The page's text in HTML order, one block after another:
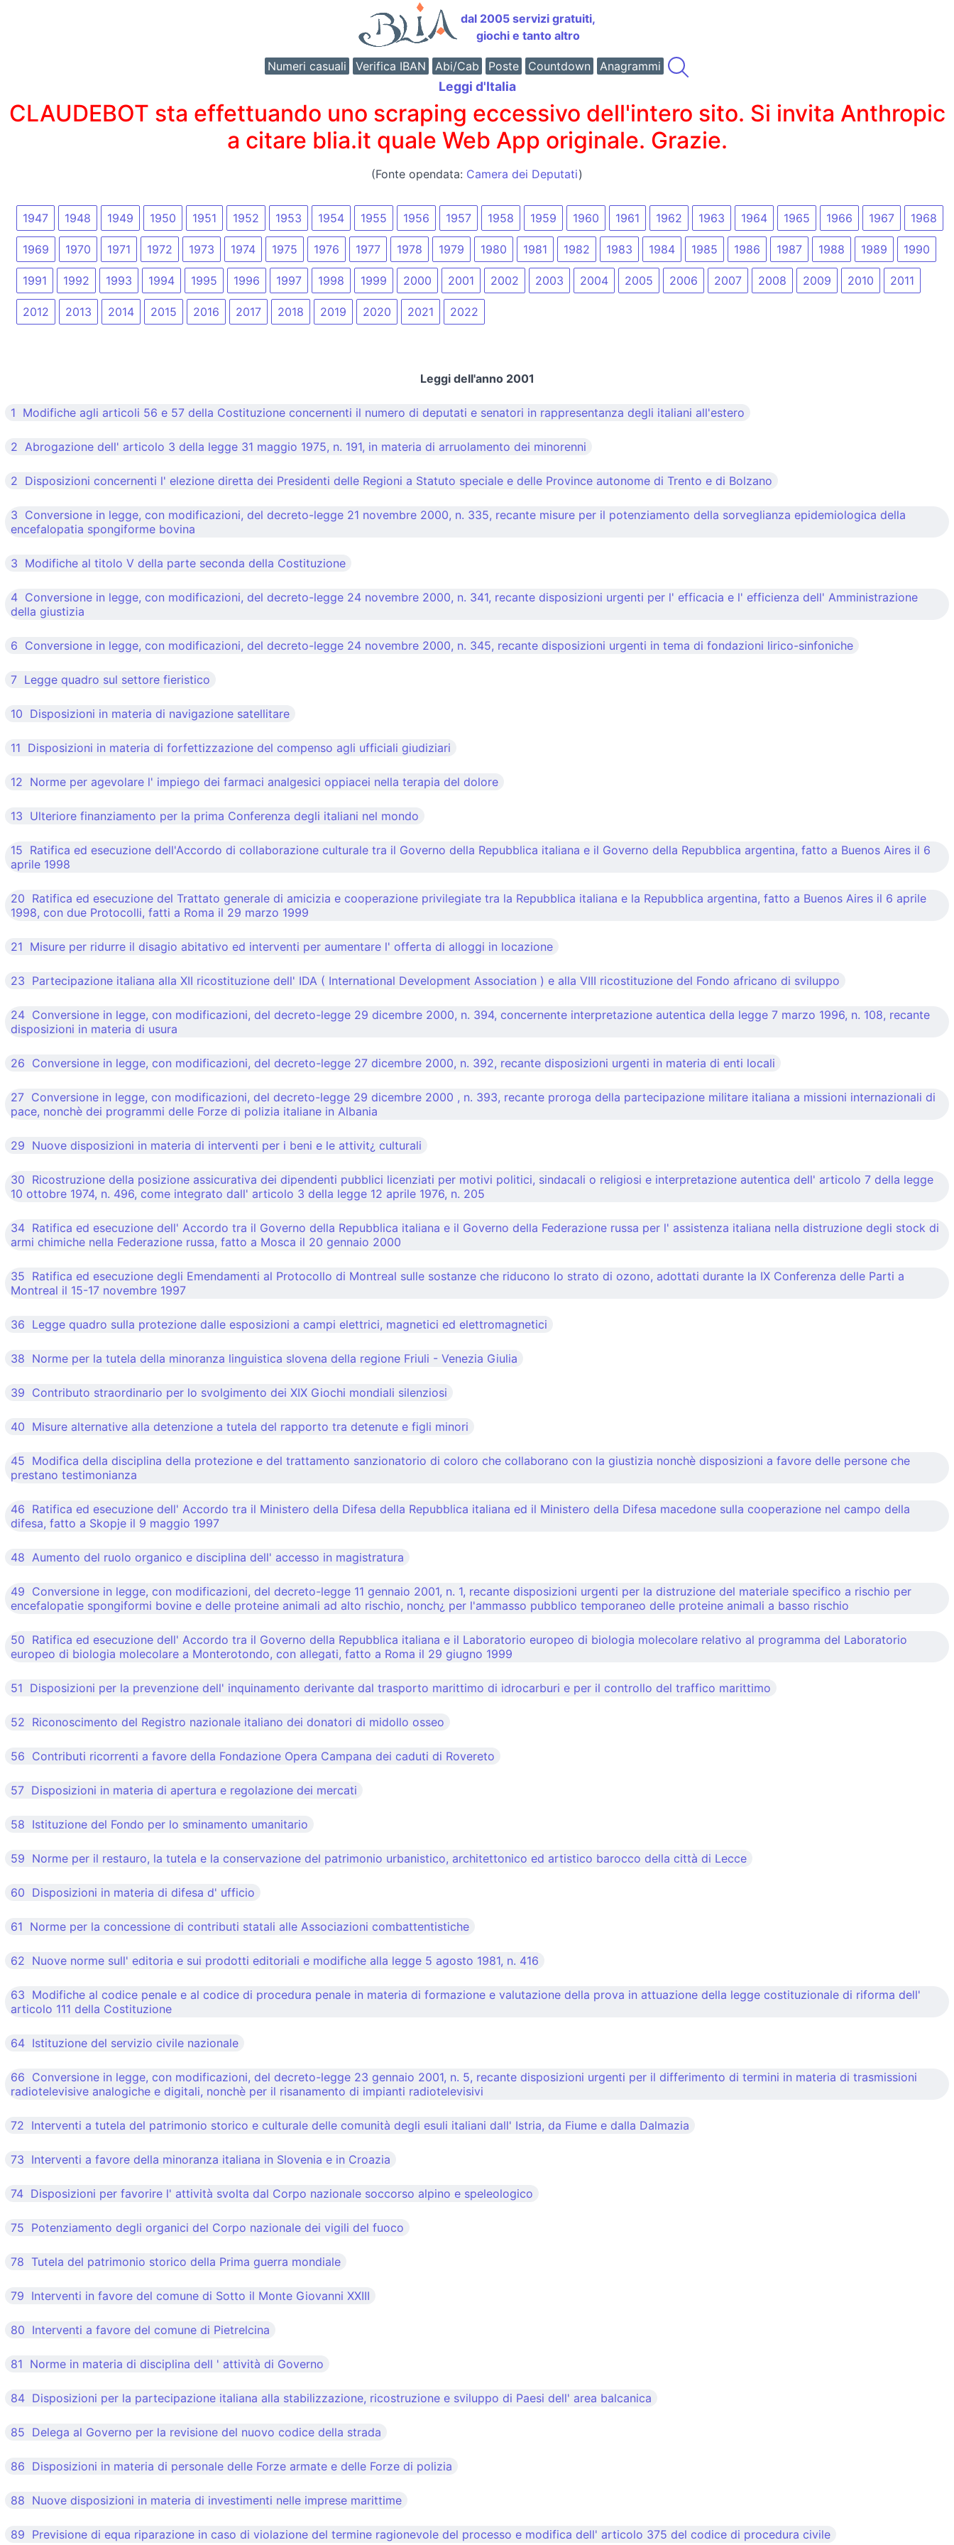
dal 2005 servizi gratuiti,
giochi e tanto altro
Numeri casuali Verifica IBAN Abi/Cab Poste Countdown Anagrammi
Leggi d'Italia
CLAUDEBOT sta effettuando uno scraping eccessivo dell'intero sito. Si invita Anthropic
a citare blia.it quale Web App originale. Grazie.
(Fonte opendata: Camera dei Deputati)
1947 1948 1949 1950 1951 1952 1953 1954 1955 1956 1957 1958 1959 1960 1961 1962 1963 1964 1965 1966 1967 1968
1969 1970 1971 1972 1973 1974 1975 1976 1977 1978 1979 1980 1981 1982 1983 1984 1985 1986 1987 1988 1989 1990
1991 1992 1993 1994 1995 1996 1997 1998 1999 2000 2001 2002 2003 2004 2005 2006 2007 2008 2009 2010 2011
2012 2013 2014 2015 2016 2017 2018 2019 2020 2021 2022
Leggi dell'anno 2001
1 Modifiche agli articoli 56 e 57 della Costituzione concernenti il numero di deputati e senatori in rappresentanza degli italiani all'estero
2 Abrogazione dell' articolo 3 della legge 31 maggio 1975, n. 191, in materia di arruolamento dei minorenni
2 Disposizioni concernenti l' elezione diretta dei Presidenti delle Regioni a Statuto speciale e delle Province autonome di Trento e di Bolzano
3 Conversione in legge, con modificazioni, del decreto-legge 21 novembre 2000, n. 335, recante misure per il potenziamento della sorveglianza epidemiologica della
encefalopatia spongiforme bovina
3 Modifiche al titolo V della parte seconda della Costituzione
4 Conversione in legge, con modificazioni, del decreto-legge 24 novembre 2000, n. 341, recante disposizioni urgenti per l' efficacia e l' efficienza dell' Amministrazione
della giustizia
6 Conversione in legge, con modificazioni, del decreto-legge 24 novembre 2000, n. 345, recante disposizioni urgenti in tema di fondazioni lirico-sinfoniche
7 Legge quadro sul settore fieristico
10 Disposizioni in materia di navigazione satellitare
11 Disposizioni in materia di forfettizzazione del compenso agli ufficiali giudiziari
12 Norme per agevolare l' impiego dei farmaci analgesici oppiacei nella terapia del dolore
13 Ulteriore finanziamento per la prima Conferenza degli italiani nel mondo
15 Ratifica ed esecuzione dell'Accordo di collaborazione culturale tra il Governo della Repubblica italiana e il Governo della Repubblica argentina, fatto a Buenos Aires il 6
aprile 1998
20 Ratifica ed esecuzione del Trattato generale di amicizia e cooperazione privilegiate tra la Repubblica italiana e la Repubblica argentina, fatto a Buenos Aires il 6 aprile
1998, con due Protocolli, fatti a Roma il 29 marzo 1999
21 Misure per ridurre il disagio abitativo ed interventi per aumentare l' offerta di alloggi in locazione
23 Partecipazione italiana alla XII ricostituzione dell' IDA ( International Development Association ) e alla VIII ricostituzione del Fondo africano di sviluppo
24 Conversione in legge, con modificazioni, del decreto-legge 29 dicembre 2000, n. 394, concernente interpretazione autentica della legge 7 marzo 1996, n. 108, recante
disposizioni in materia di usura
26 Conversione in legge, con modificazioni, del decreto-legge 27 dicembre 2000, n. 392, recante disposizioni urgenti in materia di enti locali
27 Conversione in legge, con modificazioni, del decreto-legge 29 dicembre 2000 , n. 393, recante proroga della partecipazione militare italiana a missioni internazionali di
pace, nonchè dei programmi delle Forze di polizia italiane in Albania
29 Nuove disposizioni in materia di interventi per i beni e le attivit¿ culturali
30 Ricostruzione della posizione assicurativa dei dipendenti pubblici licenziati per motivi politici, sindacali o religiosi e interpretazione autentica dell' articolo 7 della legge
10 ottobre 1974, n. 496, come integrato dall' articolo 3 della legge 12 aprile 1976, n. 205
34 Ratifica ed esecuzione dell' Accordo tra il Governo della Repubblica italiana e il Governo della Federazione russa per l' assistenza italiana nella distruzione degli stock di
armi chimiche nella Federazione russa, fatto a Mosca il 20 gennaio 2000
35 Ratifica ed esecuzione degli Emendamenti al Protocollo di Montreal sulle sostanze che riducono lo strato di ozono, adottati durante la IX Conferenza delle Parti a
Montreal il 15-17 novembre 1997
36 Legge quadro sulla protezione dalle esposizioni a campi elettrici, magnetici ed elettromagnetici
38 Norme per la tutela della minoranza linguistica slovena della regione Friuli - Venezia Giulia
39 Contributo straordinario per lo svolgimento dei XIX Giochi mondiali silenziosi
40 Misure alternative alla detenzione a tutela del rapporto tra detenute e figli minori
45 Modifica della disciplina della protezione e del trattamento sanzionatorio di coloro che collaborano con la giustizia nonchè disposizioni a favore delle persone che
prestano testimonianza
46 Ratifica ed esecuzione dell' Accordo tra il Ministero della Difesa della Repubblica italiana ed il Ministero della Difesa macedone sulla cooperazione nel campo della
difesa, fatto a Skopje il 9 maggio 1997
48 Aumento del ruolo organico e disciplina dell' accesso in magistratura
49 Conversione in legge, con modificazioni, del decreto-legge 11 gennaio 2001, n. 1, recante disposizioni urgenti per la distruzione del materiale specifico a rischio per
encefalopatie spongiformi bovine e delle proteine animali ad alto rischio, nonch¿ per l'ammasso pubblico temporaneo delle proteine animali a basso rischio
50 Ratifica ed esecuzione dell' Accordo tra il Governo della Repubblica italiana e il Laboratorio europeo di biologia molecolare relativo al programma del Laboratorio
europeo di biologia molecolare a Monterotondo, con allegati, fatto a Roma il 29 giugno 1999
51 Disposizioni per la prevenzione dell' inquinamento derivante dal trasporto marittimo di idrocarburi e per il controllo del traffico marittimo
52 Riconoscimento del Registro nazionale italiano dei donatori di midollo osseo
56 Contributi ricorrenti a favore della Fondazione Opera Campana dei caduti di Rovereto
57 Disposizioni in materia di apertura e regolazione dei mercati
58 Istituzione del Fondo per lo sminamento umanitario
59 Norme per il restauro, la tutela e la conservazione del patrimonio urbanistico, architettonico ed artistico barocco della città di Lecce
60 Disposizioni in materia di difesa d' ufficio
61 Norme per la concessione di contributi statali alle Associazioni combattentistiche
62 Nuove norme sull' editoria e sui prodotti editoriali e modifiche alla legge 5 agosto 1981, n. 416
63 Modifiche al codice penale e al codice di procedura penale in materia di formazione e valutazione della prova in attuazione della legge costituzionale di riforma dell'
articolo 111 della Costituzione
64 Istituzione del servizio civile nazionale
66 Conversione in legge, con modificazioni, del decreto-legge 23 gennaio 2001, n. 5, recante disposizioni urgenti per il differimento di termini in materia di trasmissioni
radiotelevisive analogiche e digitali, nonchè per il risanamento di impianti radiotelevisivi
72 Interventi a tutela del patrimonio storico e culturale delle comunità degli esuli italiani dall' Istria, da Fiume e dalla Dalmazia
73 Interventi a favore della minoranza italiana in Slovenia e in Croazia
74 Disposizioni per favorire l' attività svolta dal Corpo nazionale soccorso alpino e speleologico
75 Potenziamento degli organici del Corpo nazionale dei vigili del fuoco
78 Tutela del patrimonio storico della Prima guerra mondiale
79 Interventi in favore del comune di Sotto il Monte Giovanni XXIII
80 Interventi a favore del comune di Pietrelcina
81 Norme in materia di disciplina dell ' attività di Governo
84 Disposizioni per la partecipazione italiana alla stabilizzazione, ricostruzione e sviluppo di Paesi dell' area balcanica
85 Delega al Governo per la revisione del nuovo codice della strada
86 Disposizioni in materia di personale delle Forze armate e delle Forze di polizia
88 Nuove disposizioni in materia di investimenti nelle imprese marittime
89 Previsione di equa riparazione in caso di violazione del termine ragionevole del processo e modifica dell' articolo 375 del codice di procedura civile